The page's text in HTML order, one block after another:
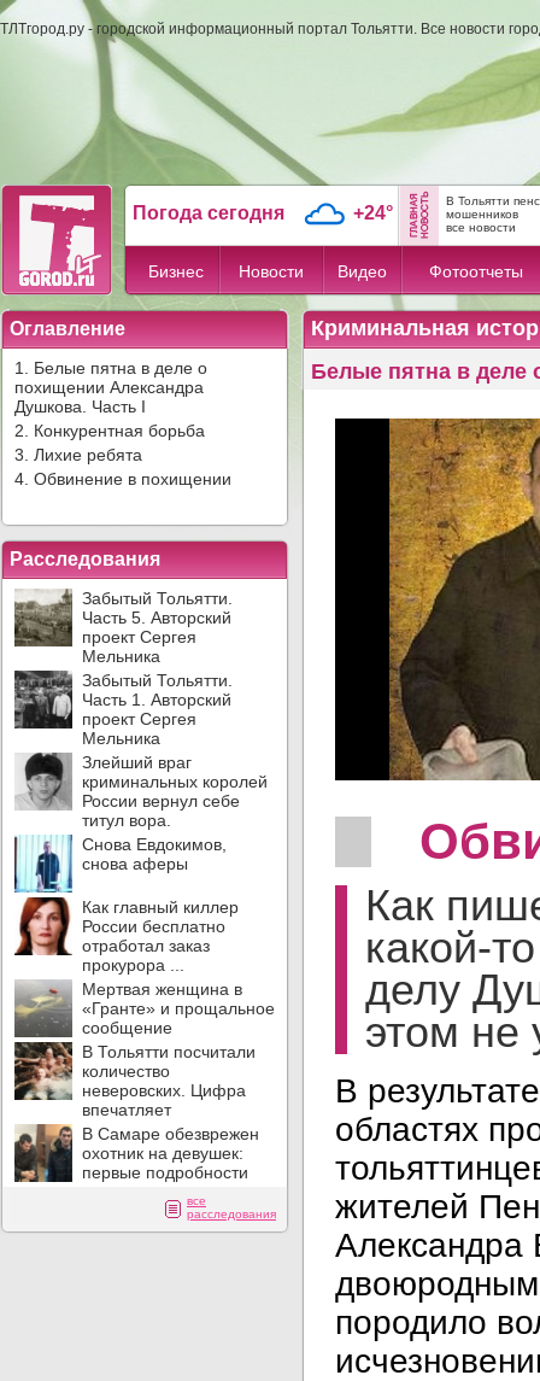
ТЛТгород.ру - городской информационный портал Тольятти. Все новости
Погода сегодня +24°
В Тольятти
мошенников
все новости
Бизнес Новости Видео Фотоотчеты
Оглавление
1. Белые пятна в деле о
похищении Александра
Душкова. Часть I
2. Конкурентная борьба
3. Лихие ребята
4. Обвинение в похищении
Расследования
Забытый Тольятти.
Часть 5. Авторский
проект Сергея
Мельника
Забытый Тольятти.
Часть 1. Авторский
проект Сергея
Мельника
Злейший враг
криминальных королей
России вернул себе
титул вора.
Снова Евдокимов,
снова аферы
Как главный киллер
России бесплатно
отработал заказ
прокурора ...
Мертвая женщина в
«Гранте» и прощальное
сообщение
В Тольятти посчитали
количество
неверовских. Цифра
впечатляет
В Самаре обезврежен
охотник на девушек:
первые подробности
все
расследования
Криминальная
Белые пятна в деле
Как
какой-
делу
этом не
В
областях
жителей
Александра
двоюродным
породило